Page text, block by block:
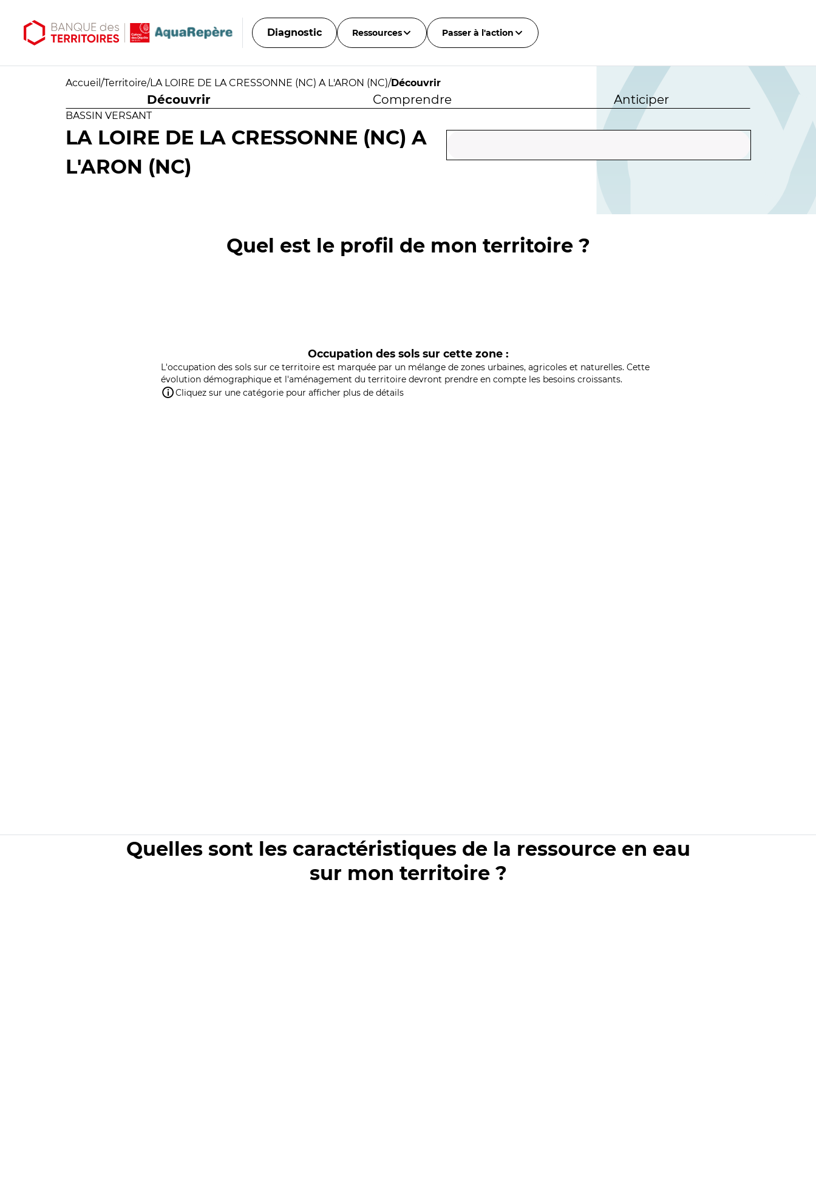
Diagnostic Ressources Passer à l'action
Accueil /Territoire/LA LOIRE DE LA CRESSONNE (NC) A L'ARON (NC)/Découvrir
Découvrir Comprendre Anticiper
BASSIN VERSANT
LA LOIRE DE LA CRESSONNE (NC) A
L'ARON (NC)
Quel est le profil de mon territoire ?
Occupation des sols sur cette zone :
L'occupation des sols sur ce territoire est marquée par un mélange de zones urbaines, agricoles et naturelles. Cette
évolution démographique et l'aménagement du territoire devront prendre en compte les besoins croissants.
Cliquez sur une catégorie pour afficher plus de détails
Quelles sont les caractéristiques de la ressource en eau
sur mon territoire ?